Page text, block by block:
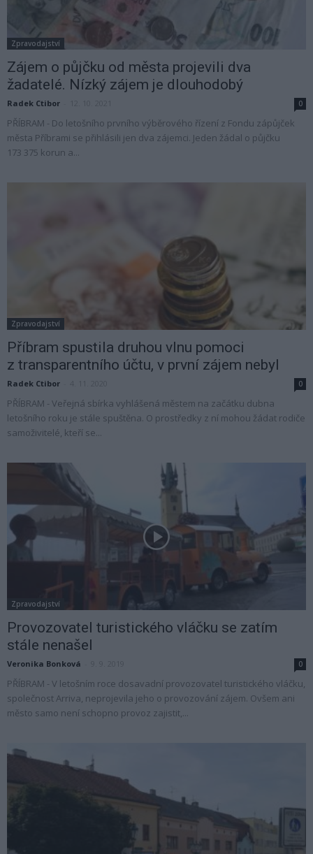
Zpravodajství
Zájem o půjčku od města projevili dva
žadatelé. Nízký zájem je dlouhodobý
Radek Ctibor 0
PŘÍBRAM - Do letošního prvního výběrového řízení z Fondu zápůjček
města Příbrami se přihlásili jen dva zájemci. Jeden žádal o půjčku
173 375 korun a...
Zpravodajství
Příbram spustila druhou vlnu pomoci
z transparentního účtu, v první zájem nebyl
Radek Ctibor 0
PŘÍBRAM - Veřejná sbírka vyhlášená městem na začátku dubna
letošního roku je stále spuštěna. O prostředky z ní mohou žádat rodiče
samoživitelé, kteří se...
Zpravodajství
Provozovatel turistického vláčku se zatím
stále nenašel
Veronika Bonková 0
PŘÍBRAM - V letošním roce dosavadní provozovatel turistického vláčku,
společnost Arriva, neprojevila jeho o provozování zájem. Ovšem ani
město samo není schopno provoz zajistit,...